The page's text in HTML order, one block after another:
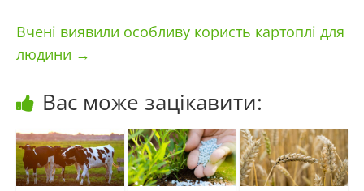
Вчені виявили особливу користь картоплі для
людини →
Вас може зацікавити: